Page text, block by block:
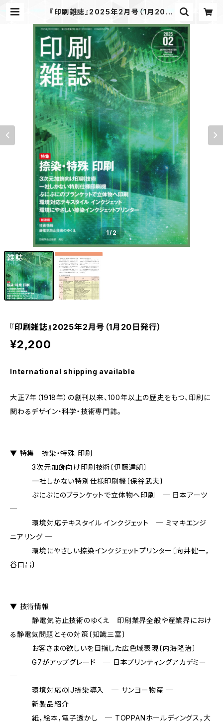
『印刷雑誌』2025年2月号（1月20日
HOP
1/2
『印刷雑誌』2025年2月号（1月20日発行）
¥2,200
International shipping available
大正7年（1918年）の創刊以来、100年以上の歴史をもつ、印刷に
関わるデザイン・科学・技術専門誌。
▼ 特集 捺染・特殊 印刷
3次元加飾向け印刷技術〔伊藤達朗〕
一社しかない特別仕様印刷機〔保谷武夫〕
ぷにぷにのブランケットで立体物へ印刷 ─ 日本アーツ
─
環境対応テキスタイル インクジェット ─ ミマキエンジ
ニアリング ─
環境にやさしい捺染インクジェットプリンター〔向井健一，
谷口昌〕
▼ 技術情報
静電気防止技術のゆくえ 印刷業界全般や産業界におけ
る静電気問題とその対策〔知識三富〕
お客さまの欲しいを目指した広色域表現〔内海隆治〕
G7がアップグレード ─ 日本プリンティングアカデミー
─
環境対応のIJ捺染導入 ─ サンヨー物産 ─
新製品紹介
紙，絵本，電子透かし ─ TOPPANホールディングス，大